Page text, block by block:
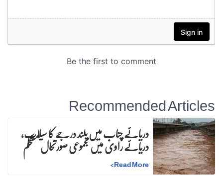
Recommended Articles
دریائے چناب میں بلند درجے کا سیلاب،
دریائے راوی میں مجموعی صورتحال مستحکم
Read More
>